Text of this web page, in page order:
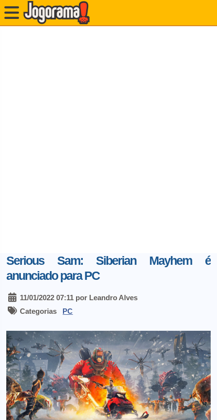
Serious Sam: Siberian Mayhem é
anunciado para PC
11/01/2022 07:11 por Leandro Alves
Categorias PC